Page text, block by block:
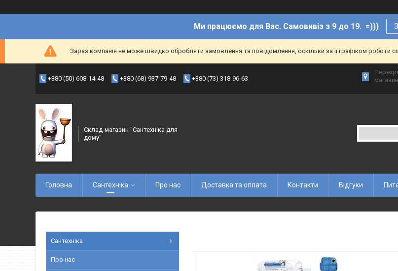
Ми працюємо для Вас. Самовивіз з 9 до 19. =)))
Зараз компанія не може швидко обробляти замовлення та повідомлення, оскільки за її графіком роботи
+380 (50) 608-14-48 +380 (68) 937-79-48 +380 (73) 318-96-63
Склад-магазин "Сантехніка для
дому"
Головна Сантехніка Про нас Доставка та оплата Контакти Відгуки
Сантехніка
Про нас